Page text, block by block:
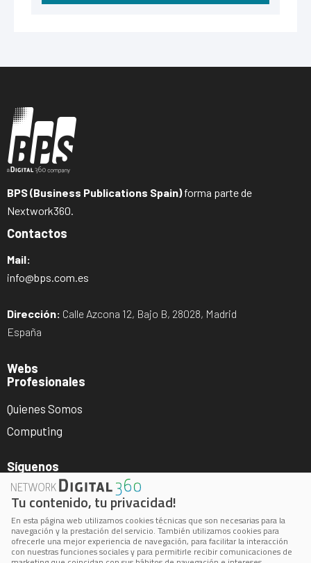
BPS (Business Publications Spain)forma parte de
Nextwork360.
Contactos
Mail:
info@bps.com.es
Dirección: Calle Azcona 12, Bajo B, 28028, Madrid
España
Webs
Profesionales
Quienes Somos
Computing
Síguenos
Tu contenido, tu privacidad!
En esta página web utilizamos cookies técnicas que son necesarias para la
navegación y la prestación del servicio. También utilizamos cookies para
ofrecerle una mejor experiencia de navegación, para facilitar la interacción
con nuestras funciones sociales y para permitirle recibir comunicaciones de